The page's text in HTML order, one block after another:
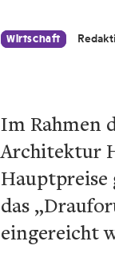
Wirtschaft
Im Rahmen
Architektur
Hauptpreise
das
eingereicht